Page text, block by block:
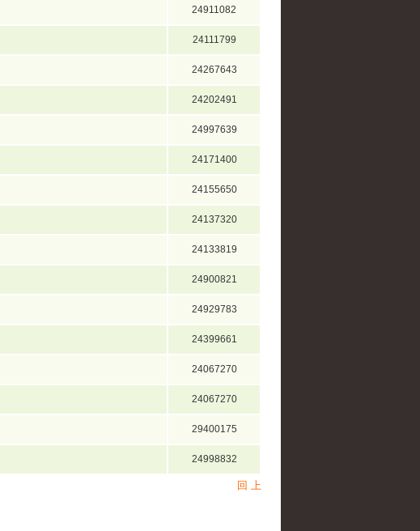
24911082
24111799
24267643
24202491
24997639
24171400
24155650
24137320
24133819
24900821
24929783
24399661
24067270
24067270
29400175
24998832
回 上